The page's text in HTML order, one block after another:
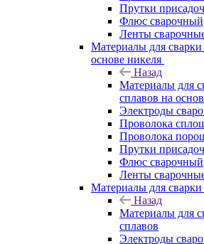
Прутки
Флюс сварочный
Ленты
Материалы для
основе никеля
Назад
Материалы для
сплавов на
Электроды
Проволока
Проволока
Прутки
Флюс сварочный
Ленты
Материалы для
Назад
Материалы для
сплавов
Электроды